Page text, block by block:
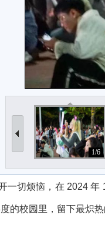
1/6
一切烦恼，在 2024年
度的校园里，留下最炽